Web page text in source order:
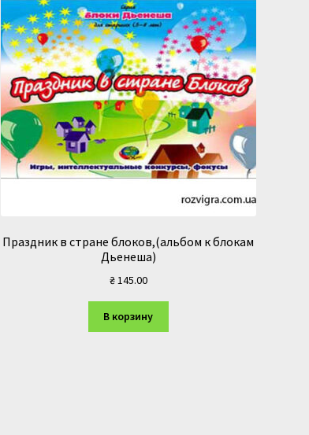
Праздник в стране блоков,(альбом к блокам
Дьенеша)
₴145.00
В корзину